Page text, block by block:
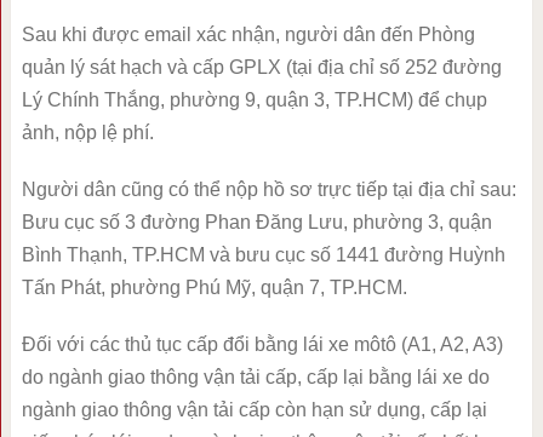
Sau khi được email xác nhận, người dân đến Phòng
quản lý sát hạch và cấp GPLX (tại địa chỉ số 252 đường
Lý Chính Thắng, phường 9, quận 3, TP.HCM) để chụp
ảnh, nộp lệ phí.
Người dân cũng có thể nộp hồ sơ trực tiếp tại địa chỉ sau:
Bưu cục số 3 đường Phan Đăng Lưu, phường 3, quận
Bình Thạnh, TP.HCM và bưu cục số 1441 đường Huỳnh
Tấn Phát, phường Phú Mỹ, quận 7, TP.HCM.
Đối với các thủ tục cấp đổi bằng lái xe môtô (A1, A2, A3)
do ngành giao thông vận tải cấp, cấp lại bằng lái xe do
ngành giao thông vận tải cấp còn hạn sử dụng, cấp lại